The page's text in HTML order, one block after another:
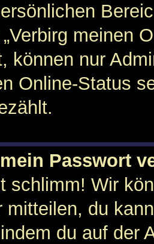
meinen
können nur
Online-Status
Passwort
schlimm! Wir
mitteilen, du
du auf der